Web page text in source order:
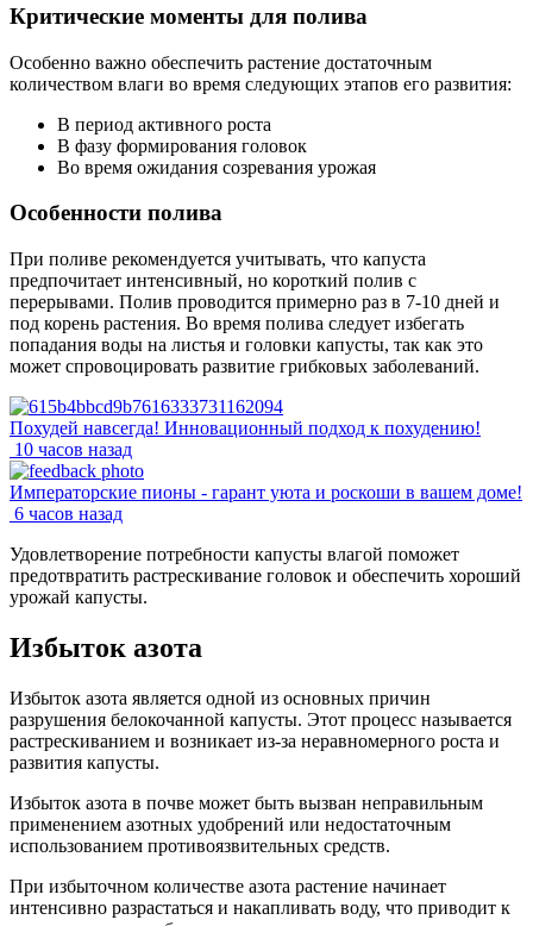
Критические моменты для полива
Особенно важно обеспечить растение достаточным
количеством влаги во время следующих этапов его развития:
В период активного роста
В фазу формирования головок
Во время ожидания созревания урожая
Особенности полива
При поливе рекомендуется учитывать, что капуста
предпочитает интенсивный, но короткий полив с
перерывами. Полив проводится примерно раз в 7-10 дней и
под корень растения. Во время полива следует избегать
попадания воды на листья и головки капусты, так как это
может спровоцировать развитие грибковых заболеваний.
Похудей навсегда! Инновационный подход к похудению!
10 часов назад
Императорские пионы - гарант уюта и роскоши в вашем доме!
6 часов назад
Удовлетворение потребности капусты влагой поможет
предотвратить растрескивание головок и обеспечить хороший
урожай капусты.
Избыток азота
Избыток азота является одной из основных причин
разрушения белокочанной капусты. Этот процесс называется
растрескиванием и возникает из-за неравномерного роста и
развития капусты.
Избыток азота в почве может быть вызван неправильным
применением азотных удобрений или недостаточным
использованием противоязвительных средств.
При избыточном количестве азота растение начинает
интенсивно разрастаться и накапливать воду, что приводит к